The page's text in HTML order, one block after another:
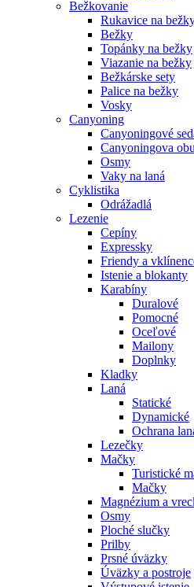
Bežkovanie
Rukavice na
Bežky
Topánky na bežky
Viazanie na bežky
Bežkárske sety
Palice na bežky
Vosky
Canyoning
Canyoningové
Canyoningova
Osmy
Vaky na laná
Cyklistika
Odrážadlá
Lezenie
Cepíny
Expressky
Friendy a
Istenie a blokanty
Karabíny
Duralové
Pomocné
Oceľové
Mailony
Doplnky
Kladky
Laná
Statické
Dynamické
Ochrana
Lezečky
Mačky
Turistické
Mačky
Magnézium a
Osmy
Ploché slučky
Prilby
Prsné úväzky
Úväzky a postroje